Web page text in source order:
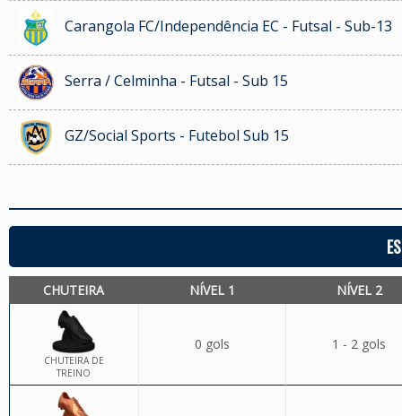
Carangola FC/Independência EC - Futsal - Sub-13
Serra / Celminha - Futsal - Sub 15
GZ/Social Sports - Futebol Sub 15
CHUTEIRA NÍVEL 1 NÍVEL 2
CHUTEIRA DE
TREINO
0 gols 1 - 2 gols